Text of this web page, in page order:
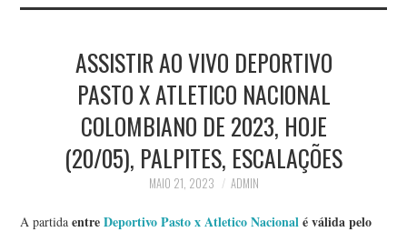
CONTATOASSISTIR AO VIVO DEPORTIVO
PASTO X ATLETICO NACIONAL
COLOMBIANO DE 2023, HOJE
(20/05), PALPITES, ESCALAÇÕES
MAIO 21, 2023 ADMIN
A partidaentreDeportivo Pasto x Atletico Nacionalé válida pelo